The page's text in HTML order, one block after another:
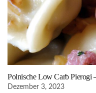
Polnische Low Carb Pierogi
Dezember 3, 2023